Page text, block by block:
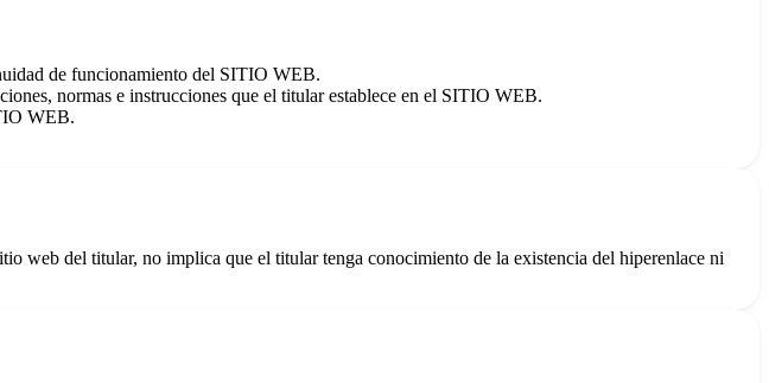
de funcionamiento del SITIO WEB.
normas e instrucciones que el titular establece en el SITIO WEB.
WEB.
web del titular, no implica que el titular tenga conocimiento de la existencia del hiperenlace ni